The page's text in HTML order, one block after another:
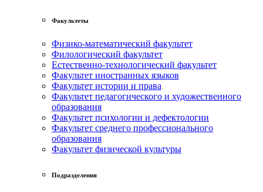
Факультеты
Физико-математический факультет
Филологический факультет
Естественно-технологический факультет
Факультет иностранных языков
Факультет истории и права
Факультет педагогического и художественного
образования
Факультет психологии и дефектологии
Факультет среднего профессионального
образования
Факультет физической культуры
Подразделения